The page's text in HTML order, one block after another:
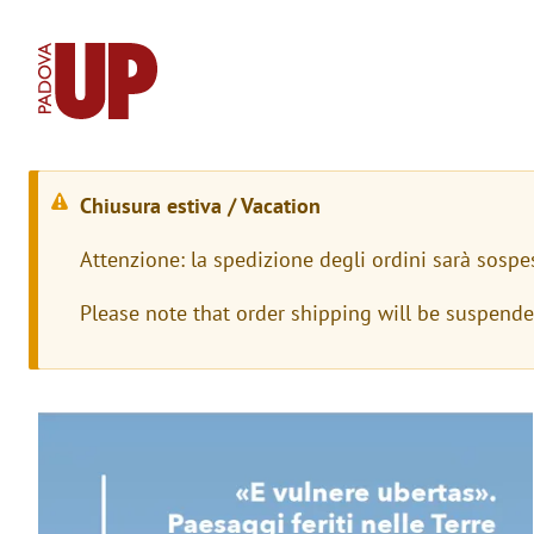
M
s
s
a
Chiusura estiva / Vacation
Attenzione: la spedizione degli ordini sarà
Please note that order shipping will be